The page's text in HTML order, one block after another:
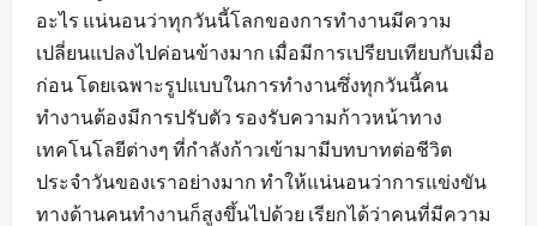
อะไร แน่นอนว่าทุกวันนี้โลกของการทำงานมีความ
เปลี่ยนแปลงไปค่อนข้างมาก เมื่อมีการเปรียบเทียบกับเมื่อ
ก่อน โดยเฉพาะรูปแบบในการทำงานซึ่งทุกวันนี้คน
ทำงานต้องมีการปรับตัว รองรับความก้าวหน้าทาง
เทคโนโลยีต่างๆ ที่กำลังก้าวเข้ามามีบทบาทต่อชีวิต
ประจำวันของเราอย่างมาก ทำให้แน่นอนว่าการแข่งขัน
ทางด้านคนทำงานก็สูงขึ้นไปด้วย เรียกได้ว่าคนที่มีความ